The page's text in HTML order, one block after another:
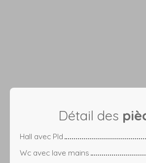
Détail des
Hall avec Pld
Wc avec lave mains